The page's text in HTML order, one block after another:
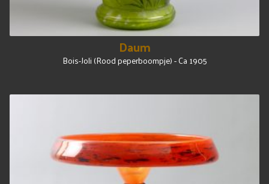
Daum
Bois-Joli (Rood peperboompje) - Ca 1905